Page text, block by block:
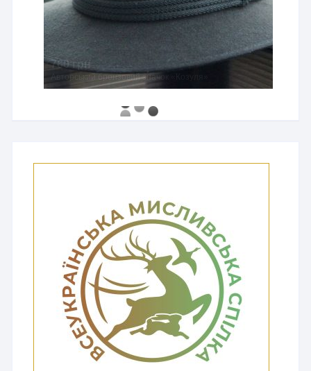
760 грн
Авторський бронзовий значок «Козуля»